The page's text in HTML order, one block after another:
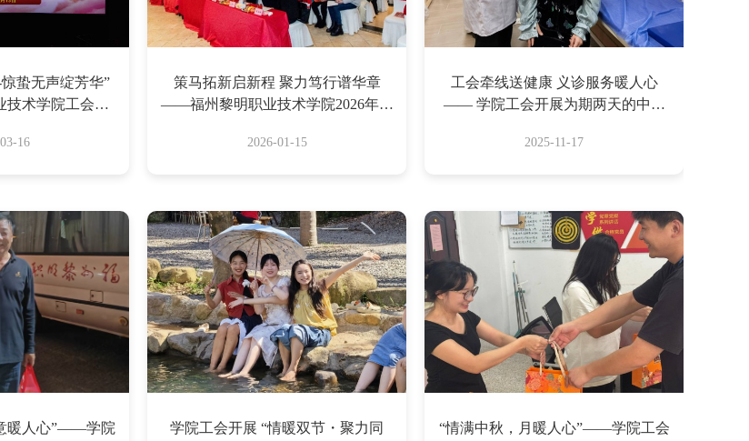
蛰无声绽芳华”
术学院工会庆
16
策马拓新启新程 聚力笃行谱华章
——福州黎明职业技术学院2026年教
2026-01-15
工会牵线送健康 义诊服务暖人心
—— 学院工会开展为期两天的中医
2025-11-17
暖人心”——学院
学院工会开展 “情暖双节・聚力同
“情满中秋，月暖人心”——学院工会